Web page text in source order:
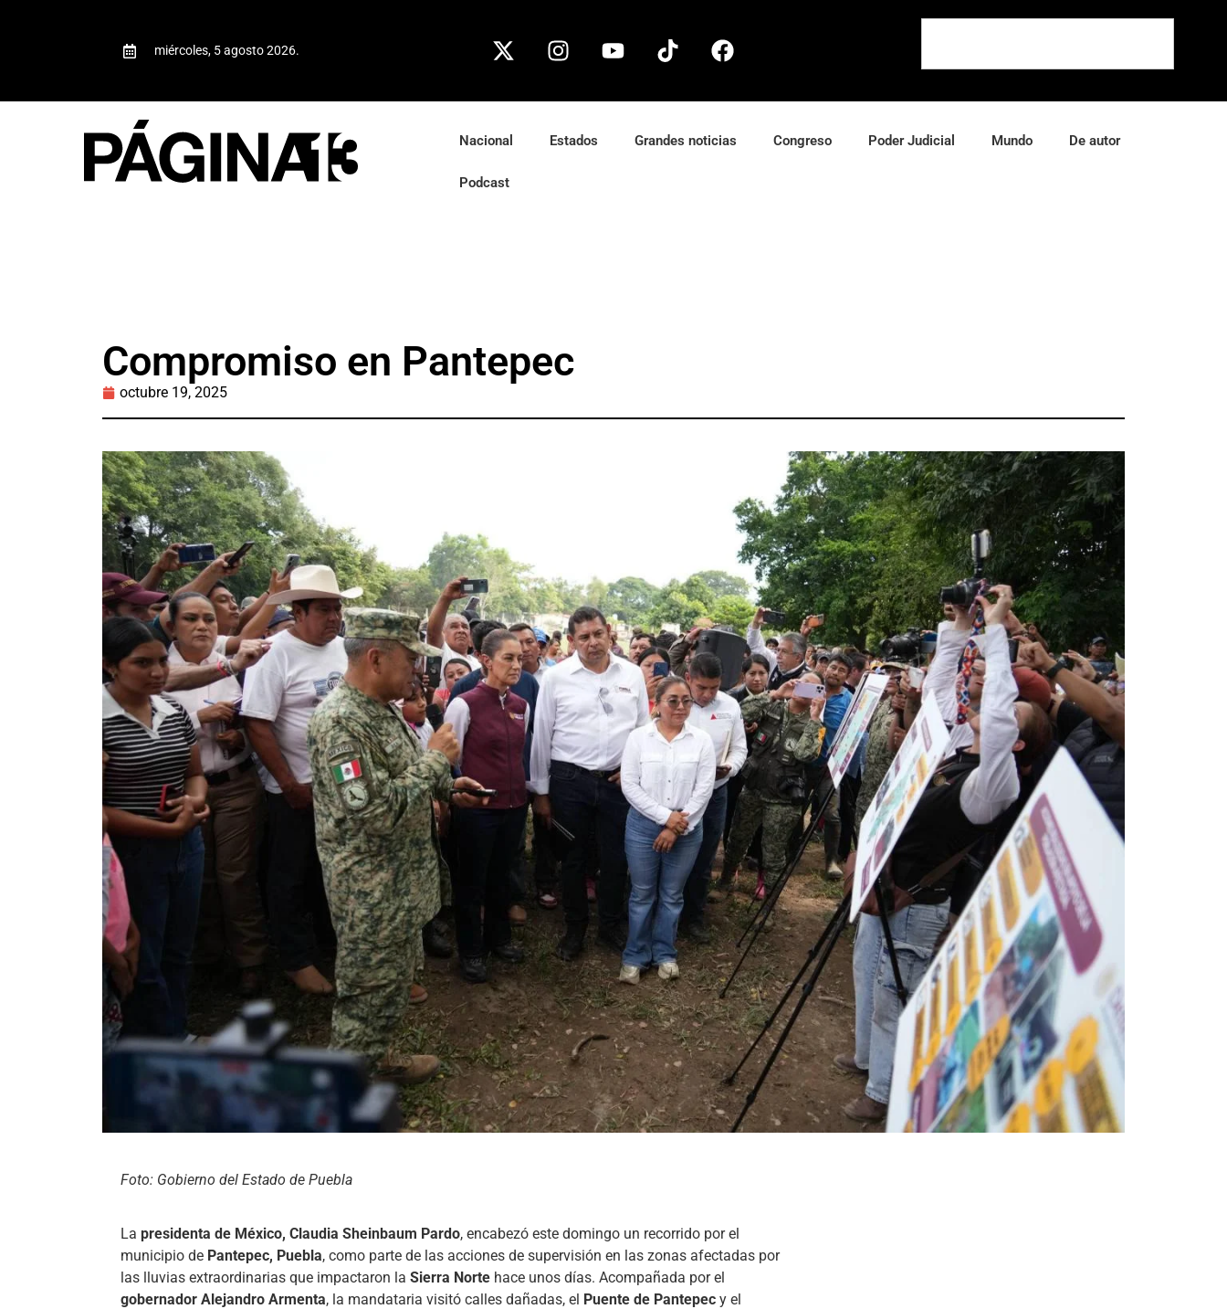
miércoles, 5 agosto 2026.
Nacional Estados Grandes noticias Congreso Poder Judicial Mundo De autor
Podcast
Compromiso en Pantepec
octubre 19, 2025
Foto: Gobierno del Estado de Puebla
La presidenta de México, Claudia Sheinbaum Pardo, encabezó este domingo un recorrido por el
municipio de Pantepec, Puebla, como parte de las acciones de supervisión en las zonas afectadas por
las lluvias extraordinarias que impactaron la Sierra Norte hace unos días. Acompañada por el
gobernador Alejandro Armenta, la mandataria visitó calles dañadas, el Puente de Pantepec y el